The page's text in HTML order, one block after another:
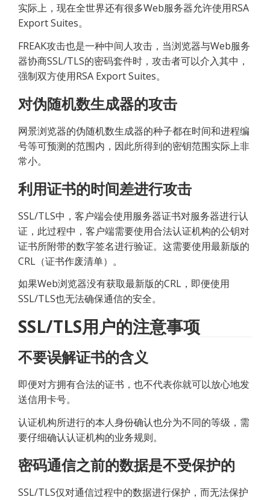
实际上，现在全世界还有很多Web服务器允许使用RSA
Export Suites。
FREAK攻击也是一种中间人攻击，当浏览器与Web服务
器协商SSL/TLS的密码套件时，攻击者可以介入其中，
强制双方使用RSA Export Suites。
对伪随机数生成器的攻击
网景浏览器的伪随机数生成器的种子都在时间和进程编
号等可预测的范围内，因此所得到的密钥范围实际上非
常小。
利用证书的时间差进行攻击
SSL/TLS中，客户端会使用服务器证书对服务器进行认
证，此过程中，客户端需要使用合法认证机构的公钥对
证书所附带的数字签名进行验证。这需要使用最新版的
CRL（证书作废清单）。
如果Web浏览器没有获取最新版的CRL，即便使用
SSL/TLS也无法确保通信的安全。
SSL/TLS用户的注意事项
不要误解证书的含义
即便对方拥有合法的证书，也不代表你就可以放心地发
送信用卡号。
认证机构所进行的本人身份确认也分为不同的等级，需
要仔细确认认证机构的业务规则。
密码通信之前的数据是不受保护的
SSL/TLS仅对通信过程中的数据进行保护，而无法保护